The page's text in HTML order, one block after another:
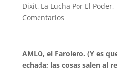
Dixit, La Lucha Por El Poder,
Comentarios
AMLO, el Farolero. (Y es
echada; las cosas salen al